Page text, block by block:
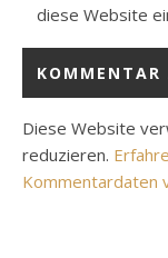
diese Website
Diese Website
reduzieren.
Kommentardaten